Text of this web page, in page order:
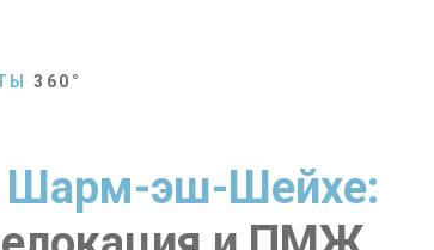
360 °
Шарм-эш-Шейхе: